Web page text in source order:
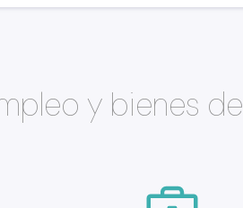
y bienes de